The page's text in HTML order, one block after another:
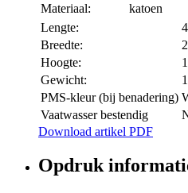
Materiaal:
katoen
Lengte:
Breedte:
Hoogte:
Gewicht:
PMS-kleur (bij benadering)
Vaatwasser bestendig
Download artikel PDF
Opdruk